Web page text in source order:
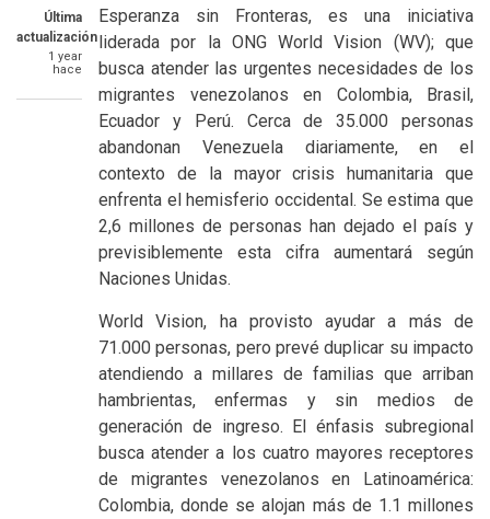
Última
actualización
1 year
hace
Esperanza sin Fronteras, es una iniciativa
liderada por la ONG World Vision (WV); que
busca atender las urgentes necesidades de los
migrantes venezolanos en Colombia, Brasil,
Ecuador y Perú. Cerca de 35.000 personas
abandonan Venezuela diariamente, en el
contexto de la mayor crisis humanitaria que
enfrenta el hemisferio occidental. Se estima que
2,6 millones de personas han dejado el país y
previsiblemente esta cifra aumentará según
Naciones Unidas.
World Vision, ha provisto ayudar a más de
71.000 personas, pero prevé duplicar su impacto
atendiendo a millares de familias que arriban
hambrientas, enfermas y sin medios de
generación de ingreso. El énfasis subregional
busca atender a los cuatro mayores receptores
de migrantes venezolanos en Latinoamérica:
Colombia, donde se alojan más de 1.1 millones